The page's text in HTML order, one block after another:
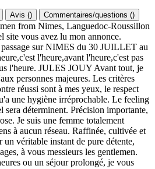
Avis () Commentaires/questions ()
from Nimes, Languedoc-Roussillon
site vous avez lu mon annonce.
sur NIMES du 30 JUILLET au
l'heure,avant l'heure,c'est pas
l'heure. JULES JOUY Avant tout, je
personnes majeures. Les critères
réussi sont à mes yeux, le respect
une hygiène irréprochable. Le feeling
sera déterminent. Précision importante,
Je suis une femme totalement
à aucun réseau. Raffinée, cultivée et
un véritable instant de pure détente,
à vous messieurs les gentlemen.
ou un séjour prolongé, je vous